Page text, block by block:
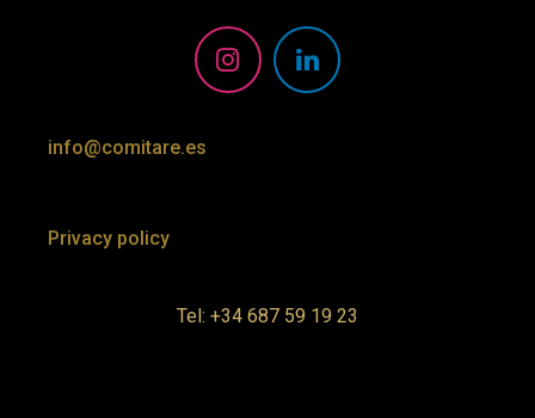
info@comitare.es
Privacy policy
Tel: +34 687 59 19 23